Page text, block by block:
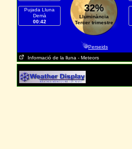
Pujada Lluna
Demà
00:42
32%
Lluminància
Tercer trimestre
Perseids
Informació de la lluna - Meteors